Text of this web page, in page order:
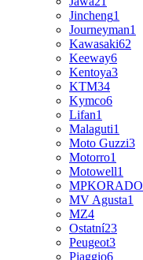
Jincheng1
Journeyman1
Kawasaki62
Keeway6
Kentoya3
KTM34
Kymco6
Lifan1
Malaguti1
Moto Guzzi3
Motorro1
Motowell1
MPKORADO
MV Agusta1
MZ4
Ostatní23
Peugeot3
Piaggio6